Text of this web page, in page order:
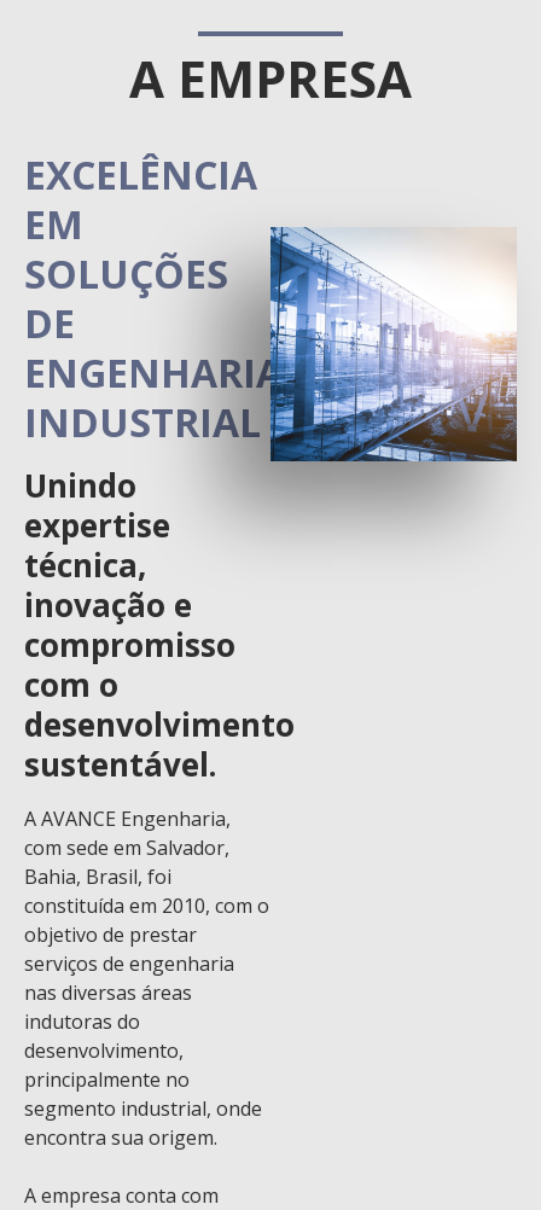
A EMPRESA
EXCELÊNCIA
EM
SOLUÇÕES
DE
ENGENHARIA
INDUSTRIAL
Unindo
expertise
técnica,
inovação e
compromisso
com o
desenvolvimento
sustentável.
A AVANCE Engenharia,
com sede em Salvador,
Bahia, Brasil, foi
constituída em 2010, com o
objetivo de prestar
serviços de engenharia
nas diversas áreas
indutoras do
desenvolvimento,
principalmente no
segmento industrial, onde
encontra sua origem.
A empresa conta com